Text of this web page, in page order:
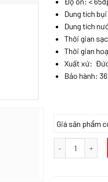
Dung tích
Dung tích
Thời gian
Thời gian
Xuất xứ:
Bảo hành:
Giá sản phẩm
ROBOT HÚT